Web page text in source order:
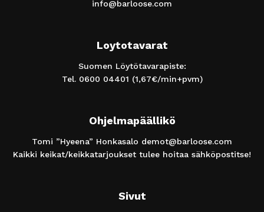
info@barloose.com
Loytotavarat
Suomen Löytötavarapiste:
Tel. 0600 04401 (1,67€/min+pvm)
Ohjelmapäällikö
Tomi ”Hyeena” Honkasalo demot@barloose.com
Kaikki keikat/keikkatarjoukset tulee hoitaa sähköpostitse!
Sivut